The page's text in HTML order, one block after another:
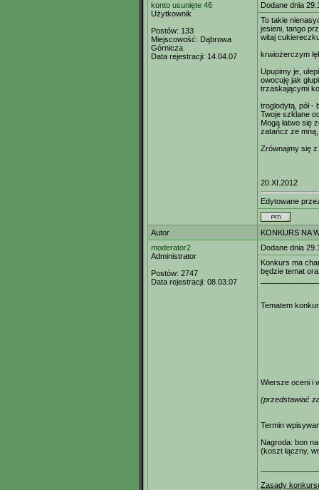
konto usunięte 46
Użytkownik
Postów: 133
Miejscowość: Dąbrowa
Górnicza
Data rejestracji: 14.04.07
Dodane dnia
To takie
jesieni, tango
witaj
krwiożerczym
Upupimy je,
owocuję jak
trzaskającymi
troglodytą, pół -
Twoje szklane
Mogą łatwo się
zatańcz ze
Zrównajmy się z
20.XI.2012
Edytowane
Autor
KONKURS NA
moderator2
Administrator
Postów: 2747
Data rejestracji: 08.03.07
Dodane dnia
Konkurs ma
będzie temat
Tematem
Wiersze oceni i
(przedstawiać
Termin
Nagroda: bon
(koszt łączny,
Zasady